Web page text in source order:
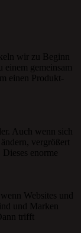
wir zu Beginn
einem gemeinsam
einen Produkt­
Auch wenn sich
vergrößert
enorme
Websites und
und Marken
trifft